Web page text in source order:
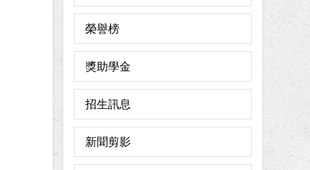
榮譽榜
獎助學金
招生訊息
新聞剪影